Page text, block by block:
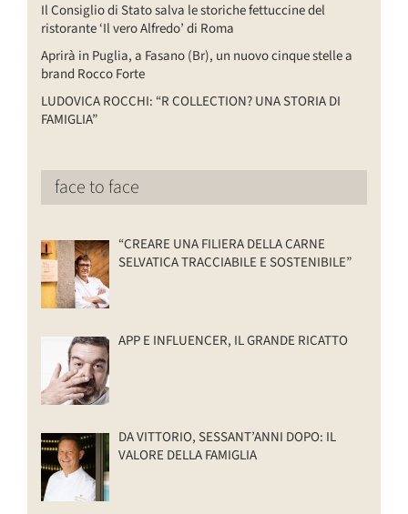
Il Consiglio di Stato salva le storiche fettuccine del
ristorante ‘Il vero Alfredo’ di Roma
Aprirà in Puglia, a Fasano (Br), un nuovo cinque stelle a
brand Rocco Forte
LUDOVICA ROCCHI: “R COLLECTION? UNA STORIA DI
FAMIGLIA”
face to face
“CREARE UNA FILIERA DELLA CARNE
SELVATICA TRACCIABILE E SOSTENIBILE”
APP E INFLUENCER, IL GRANDE RICATTO
DA VITTORIO, SESSANT’ANNI DOPO: IL
VALORE DELLA FAMIGLIA